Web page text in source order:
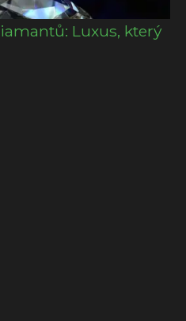
Luxus, který